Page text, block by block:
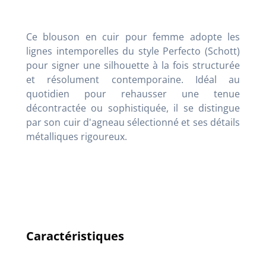
Ce blouson en cuir pour femme adopte les
lignes intemporelles du style Perfecto (Schott)
pour signer une silhouette à la fois structurée
et résolument contemporaine. Idéal au
quotidien pour rehausser une tenue
décontractée ou sophistiquée, il se distingue
par son cuir d'agneau sélectionné et ses détails
métalliques rigoureux.
Caractéristiques